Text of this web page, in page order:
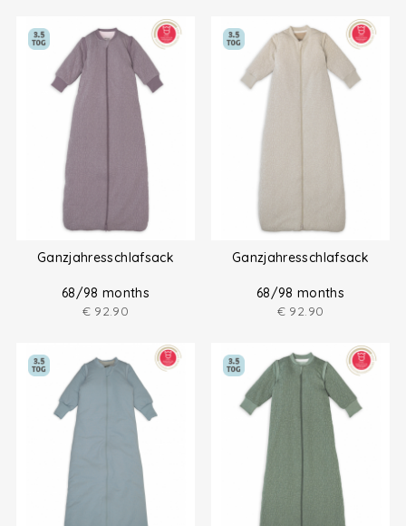
Ganzjahresschlafsack
68/98 months
€ 92.90
Ganzjahresschlafsack
68/98 months
€ 92.90